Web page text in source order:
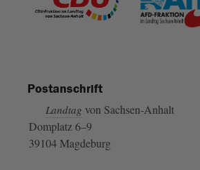
Postanschrift
Landtag von Sachsen-Anhalt
Domplatz 6–9
39104 Magdeburg